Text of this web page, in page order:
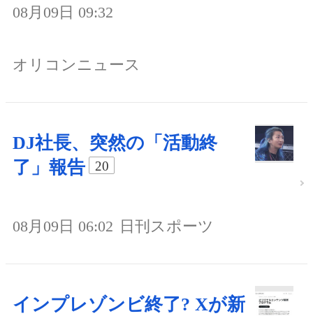
08月09日 09:32
オリコンニュース
DJ社長、突然の「活動終
了」報告
20
08月09日 06:02 日刊スポーツ
インプレゾンビ終了? Xが新